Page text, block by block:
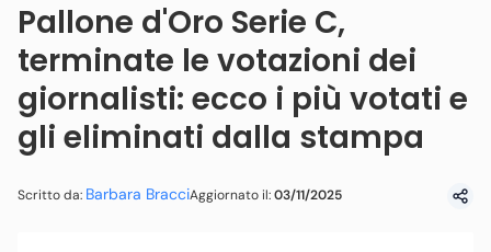
Pallone d'Oro Serie C,
terminate le votazioni dei
giornalisti: ecco i più votati e
gli eliminati dalla stampa
Scritto da: Barbara BracciAggiornato il:03/11/2025